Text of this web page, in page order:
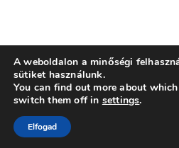
© Copyright 2022- 2023 • Magyar
Kamara Vas Megyei Területi Szervezete
A weboldalon a minőségi
sütiket használunk.
You can find out more about
switch them off in settings.
Elfogad